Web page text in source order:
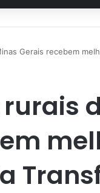
Gerais recebem